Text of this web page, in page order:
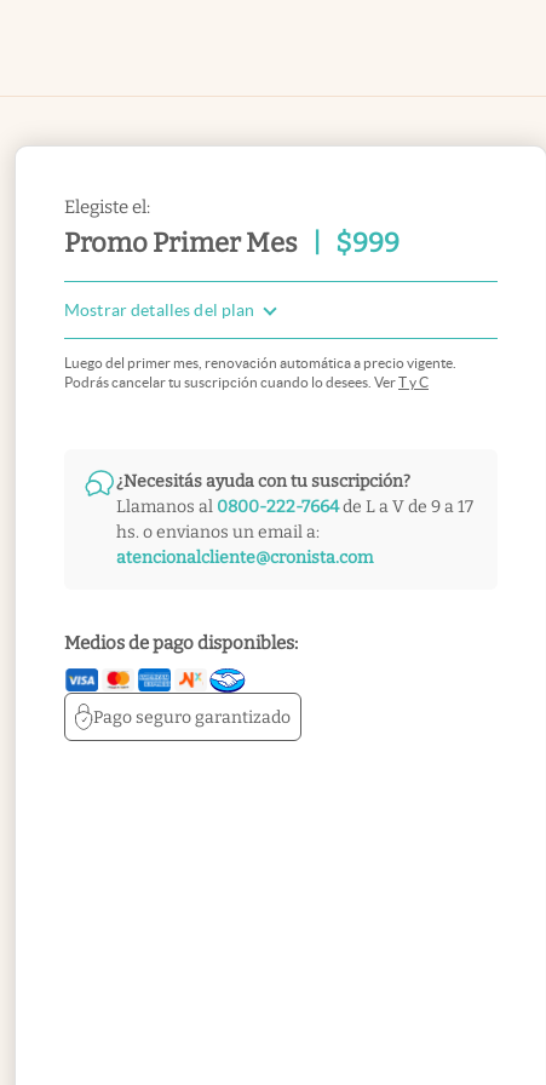
Elegiste el:
Promo Primer Mes $999
Mostrar detalles del plan
Luego del primer mes, renovación automática a precio vigente.
Podrás cancelar tu suscripción cuando lo desees. VerT y C
¿Necesitás ayuda con tu suscripción?
Llamanos al 0800-222-7664de L a V de 9 a 17
hs. o envianos un email a:
atencionalcliente@cronista.com
Medios de pago disponibles:
Pago segurogarantizado